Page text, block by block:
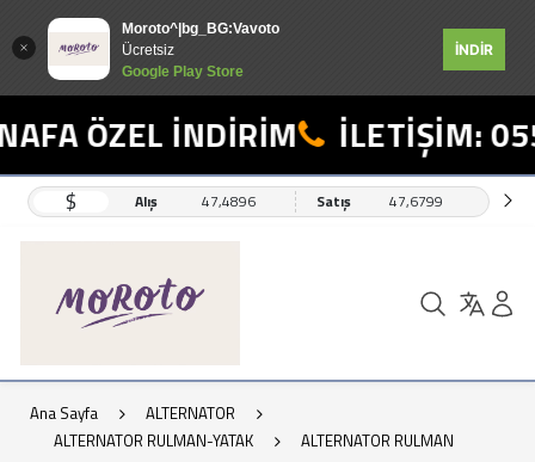
Moroto^|bg_BG:Vavoto
Ücretsiz
Google Play Store
İNDİR
ÖZEL İNDİRİM İLETİŞİM: 0554
$ Alış 47,4896 Satış 47,6799
Ana Sayfa
ALTERNATOR
ALTERNATOR RULMAN-YATAK
ALTERNATOR RULMAN